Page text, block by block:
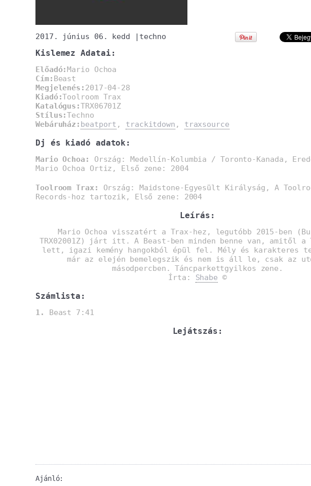
2017. június 06. kedd | techno
Kislemez Adatai:
Előadó:Mario Ochoa
Cím: Beast
Megjelenés: 2017-04-28
Kiadó:Toolroom Trax
Katalógus:TRX06701Z
Stílus:Techno
Webáruház: beatport , trackitdown , traxsource
Dj és kiadó adatok:
Mario Ochoa:
Ország: Medellín-Kolumbia / Toronto-Kanada,
Mario Ochoa Ortiz, Első zene: 2004
Toolroom Trax:
Ország: Maidstone-Egyesült Királyság, A
Records-hoz tartozik, Első zene: 2004
Leírás:
Mario Ochoa visszatért a Trax-hez, legutóbb 2015-ben
TRX02001Z) járt itt. A Beast-ben minden benne van, amitől a
lett, igazi kemény hangokból épül fel. Mély és karakteres
már az elején bemelegszik és nem is áll le, csak az
másodpercben. Táncparkettgyilkos zene.
Írta: Shabe ©
Számlista:
1. Beast 7:41
Lejátszás:
Ajánló: